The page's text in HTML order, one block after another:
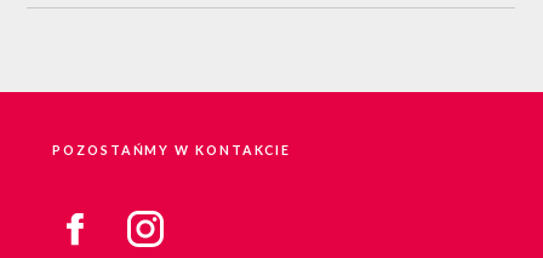
POZOSTAŃMY W KONTAKCIE